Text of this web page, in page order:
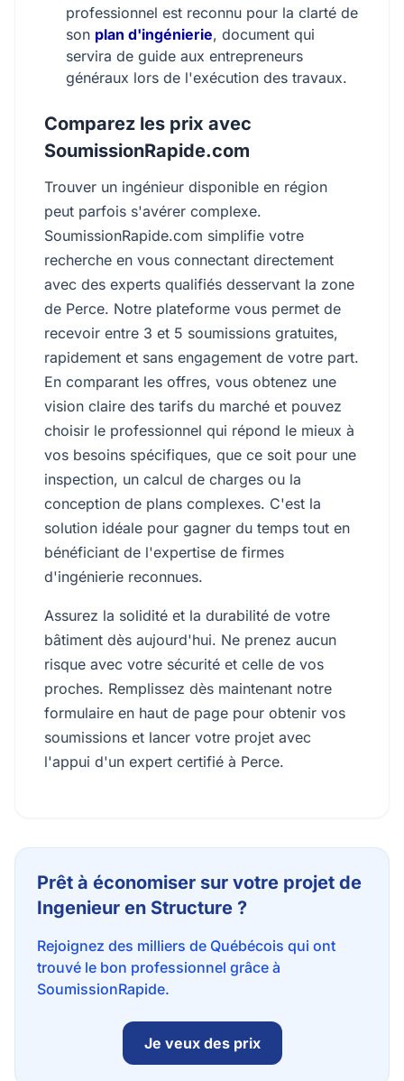
professionnel est reconnu pour la clarté de
son plan d'ingénierie, document qui
servira de guide aux entrepreneurs
généraux lors de l'exécution des travaux.
Comparez les prix avec
SoumissionRapide.com
Trouver un ingénieur disponible en région
peut parfois s'avérer complexe.
SoumissionRapide.com simplifie votre
recherche en vous connectant directement
avec des experts qualifiés desservant la zone
de Perce. Notre plateforme vous permet de
recevoir entre 3 et 5 soumissions gratuites,
rapidement et sans engagement de votre part.
En comparant les offres, vous obtenez une
vision claire des tarifs du marché et pouvez
choisir le professionnel qui répond le mieux à
vos besoins spécifiques, que ce soit pour une
inspection, un calcul de charges ou la
conception de plans complexes. C'est la
solution idéale pour gagner du temps tout en
bénéficiant de l'expertise de firmes
d'ingénierie reconnues.
Assurez la solidité et la durabilité de votre
bâtiment dès aujourd'hui. Ne prenez aucun
risque avec votre sécurité et celle de vos
proches. Remplissez dès maintenant notre
formulaire en haut de page pour obtenir vos
soumissions et lancer votre projet avec
l'appui d'un expert certifié à Perce.
Prêt à économiser sur votre projet de
Ingenieur en Structure ?
Rejoignez des milliers de Québécois qui ont
trouvé le bon professionnel grâce à
SoumissionRapide.
Je veux des prix